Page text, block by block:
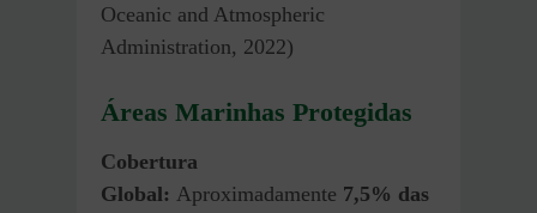
Oceanic and Atmospheric
Administration, 2022)
Áreas Marinhas Protegidas
Cobertura
Global: Aproximadamente 7,5% das